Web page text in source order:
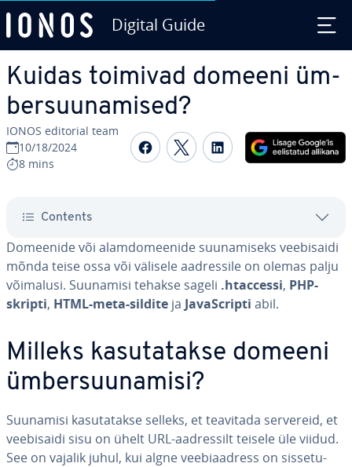
Digital Guide
Kuidas toimivad domeeni üm­
ber­suu­na­mised?
IONOS editorial team
10/18/2024
8 mins
Share on Facebook
Share on Twitter
Share on
Contents
Domeenide või alam­do­mee­nide suu­na­miseks vee­bi­saidi
mõnda teise ossa või välisele aad­res­sile on olemas palju
võimalusi. Suunamisi tehakse sageli .htaccessi, PHP-
skripti, HTML-meta-sildite ja Ja­vaSc­ripti abil.
Milleks ka­su­ta­takse domeeni
üm­ber­suu­na­misi?
Suunamisi ka­su­ta­takse selleks, et teavitada servereid, et
vee­bi­saidi sisu on ühelt URL-aad­res­silt teisele üle viidud.
See on vajalik juhul, kui algne vee­biaad­ress on sis­se­tu­